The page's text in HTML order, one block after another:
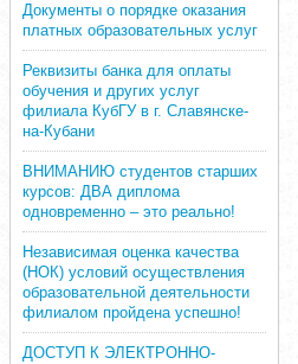
Документы о порядке оказания
платных образовательных услуг
Реквизиты банка для оплаты
обучения и других услуг
филиала КубГУ в г. Славянске-
на-Кубани
ВНИМАНИЮ студентов старших
курсов: ДВА диплома
одновременно – это реально!
Независимая оценка качества
(НОК) условий осуществления
образовательной деятельности
филиалом пройдена успешно!
ДОСТУП К ЭЛЕКТРОННО-